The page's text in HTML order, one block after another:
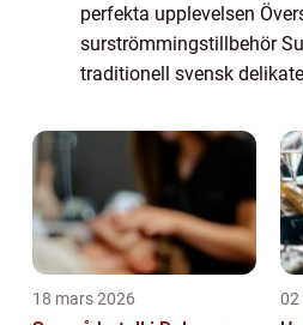
perfekta upplevelsen
surströmmingstillbehör
traditionell svensk
denna unika
18 mars 2026 02